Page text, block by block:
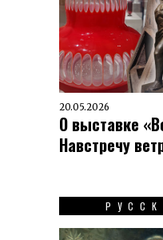
20.05.2026
О выставке
Навстречу